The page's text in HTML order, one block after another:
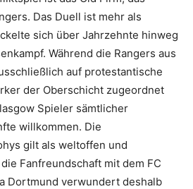
Das Duell ist mehr als
sich über Jahrzehnte hinweg
Während die Rangers aus
auf protestantische
der Oberschicht zugeordnet
Spieler sämtlicher
willkommen. Die
gilt als weltoffen und
Fanfreundschaft mit dem FC
Dortmund verwundert deshalb